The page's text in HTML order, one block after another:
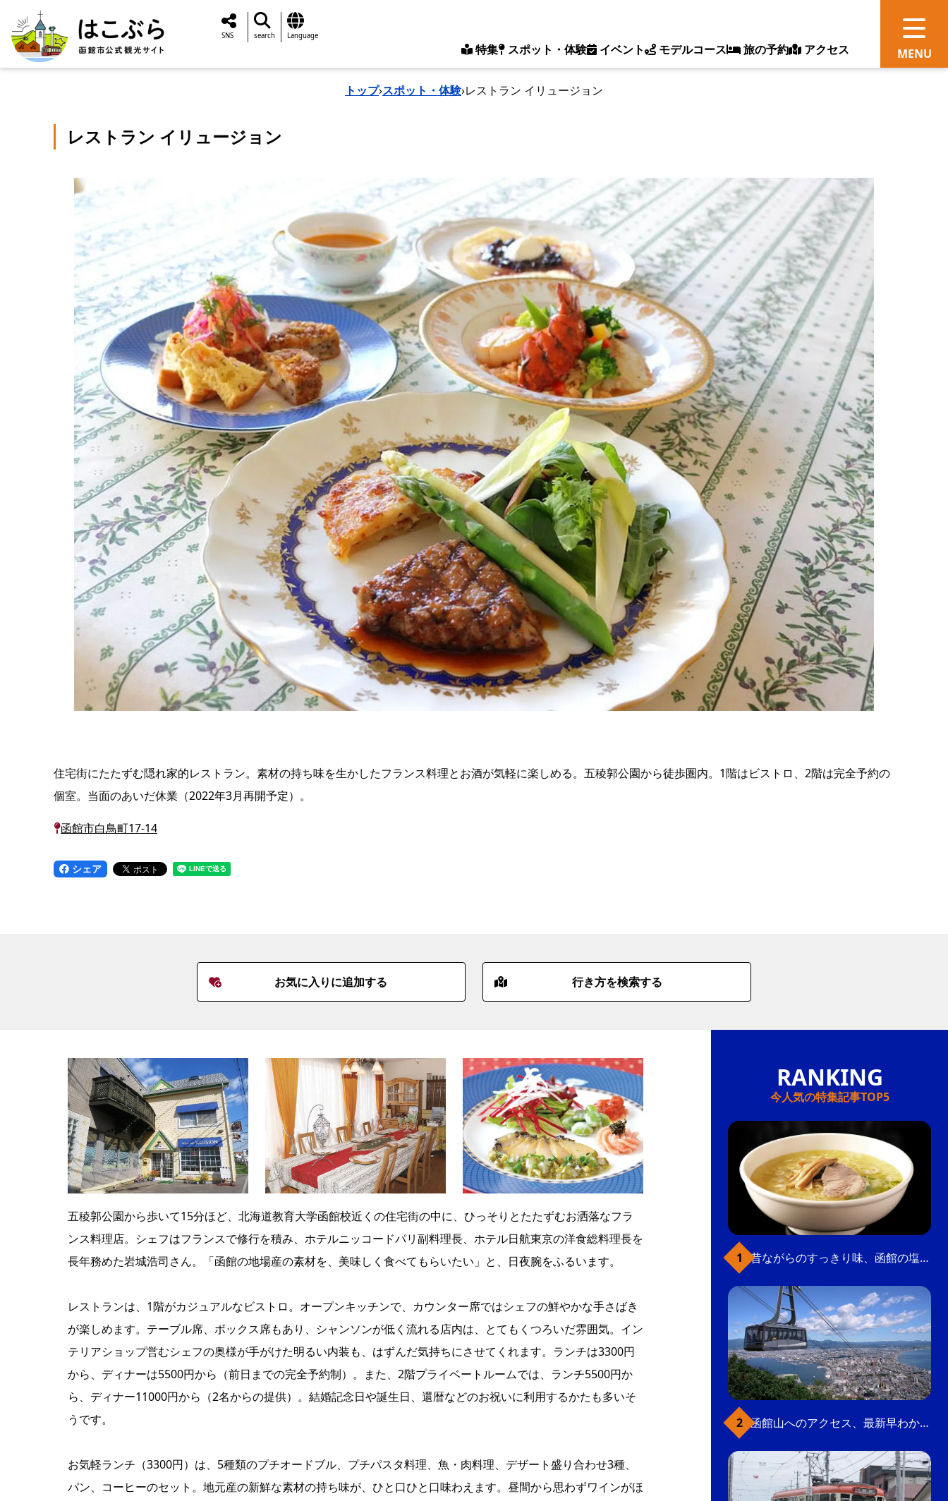
特集 スポット・体験 イベント モデルコース 旅の予約 アクセス
SNS search Language
トップ›スポット・体験›レストラン イリュージョン
レストラン イリュージョン
住宅街にたたずむ隠れ家的レストラン。素材の持ち味を生かしたフランス料理とお酒が気軽に楽しめる。五稜郭公園から徒歩圏内。1階はビストロ、2階は完全予約の
個室。当面のあいだ休業（2022年3月再開予定）。
函館市白鳥町17-14
シェア
お気に入りに追加する 行き方を検索する
五稜郭公園から歩いて15分ほど、北海道教育大学函館校近くの住宅街の中に、ひっそりとたたずむお洒落なフラ
ンス料理店。シェフはフランスで修行を積み、ホテルニッコードパリ副料理長、ホテル日航東京の洋食総料理長を
長年務めた岩城浩司さん。「函館の地場産の素材を、美味しく食べてもらいたい」と、日夜腕をふるいます。
レストランは、1階がカジュアルなビストロ。オープンキッチンで、カウンター席ではシェフの鮮やかな手さばき
が楽しめます。テーブル席、ボックス席もあり、シャンソンが低く流れる店内は、とてもくつろいだ雰囲気。イン
テリアショップ営むシェフの奥様が手がけた明るい内装も、はずんだ気持ちにさせてくれます。ランチは3300円
から、ディナーは5500円から（前日までの完全予約制）。また、2階プライベートルームでは、ランチ5500円か
ら、ディナー11000円から（2名からの提供）。結婚記念日や誕生日、還暦などのお祝いに利用するかたも多いそ
うです。
お気軽ランチ（3300円）は、5種類のプチオードブル、プチパスタ料理、魚・肉料理、デザート盛り合わせ3種、
パン、コーヒーのセット。地元産の新鮮な素材の持ち味が、ひと口ひと口味わえます。昼間から思わずワインがほ
今人気の特集記事TOP5
昔ながらのすっきり味、函館の塩ラーメン
函館山へのアクセス、最新早わかりガイド